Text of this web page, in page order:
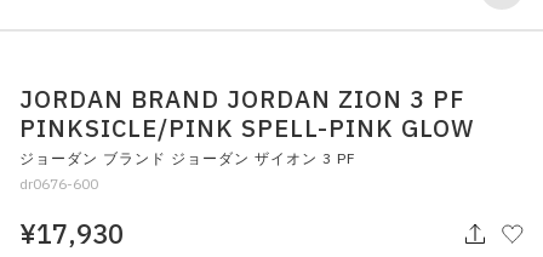
すべてのウェア
JORDAN BRAND JORDAN ZION 3 PF
PINKSICLE/PINK SPELL-PINK GLOW
ジョーダン ブランド ジョーダン ザイオン 3 PF
dr0676-600
¥17,930